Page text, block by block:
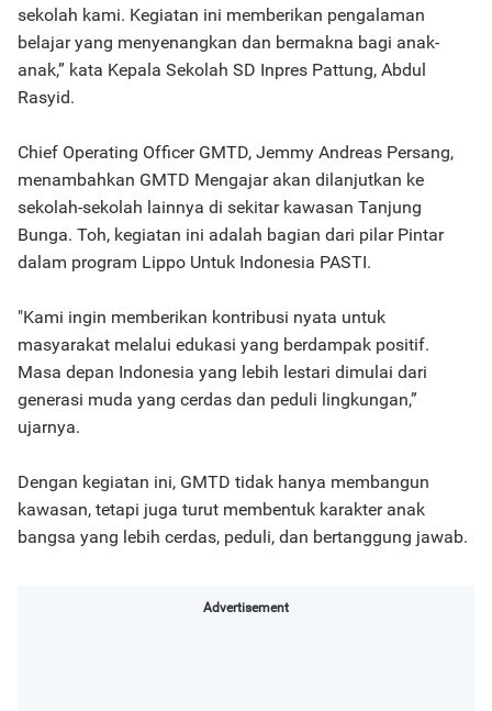
sekolah kami. Kegiatan ini memberikan pengalaman
belajar yang menyenangkan dan bermakna bagi anak-
anak,” kata Kepala Sekolah SD Inpres Pattung, Abdul
Rasyid.
Chief Operating Officer GMTD, Jemmy Andreas Persang,
menambahkan GMTD Mengajar akan dilanjutkan ke
sekolah-sekolah lainnya di sekitar kawasan Tanjung
Bunga. Toh, kegiatan ini adalah bagian dari pilar Pintar
dalam program Lippo Untuk Indonesia PASTI.
"Kami ingin memberikan kontribusi nyata untuk
masyarakat melalui edukasi yang berdampak positif.
Masa depan Indonesia yang lebih lestari dimulai dari
generasi muda yang cerdas dan peduli lingkungan,”
ujarnya.
Dengan kegiatan ini, GMTD tidak hanya membangun
kawasan, tetapi juga turut membentuk karakter anak
bangsa yang lebih cerdas, peduli, dan bertanggung jawab.
Advertisement